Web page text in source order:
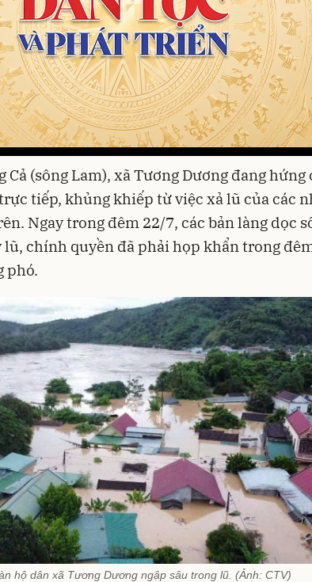
Cả (sông Lam), xã Tương Dương đang hứng
tiếp, khủng khiếp từ việc xả lũ của các
Ngay trong đêm 22/7, các bản làng dọc
lũ, chính quyền đã phải họp khẩn trong
phó.
hộ dân xã Tương Dương ngập sâu trong lũ. (Ảnh: CTV)